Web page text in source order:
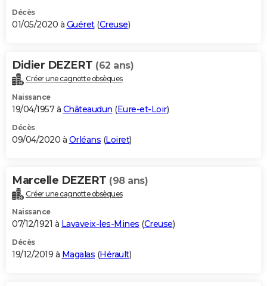
Décès
01/05/2020 à Guéret(Creuse)
Didier DEZERT (62 ans)
Créer une cagnotte obsèques
Naissance
19/04/1957 à Châteaudun (Eure-et-Loir)
Décès
09/04/2020 à Orléans (Loiret)
Marcelle DEZERT (98 ans)
Créer une cagnotte obsèques
Naissance
07/12/1921 à Lavaveix-les-Mines (Creuse)
Décès
19/12/2019 à Magalas (Hérault)